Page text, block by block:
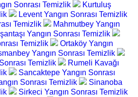
Sonrası Temizlik
Kurtuluş
Levent Yangın Sonrası Temizlik
Temizlik
Mahmutbey Yangın
Yangın Sonrası Temizlik
Temizlik
Ortaköy Yangın
Yangın Sonrası Temizlik
Temizlik
Rumeli Kavağı
Sancaktepe Yangın Sonrası
Sonrası Temizlik
Sinanoba
Sirkeci Yangın Sonrası Temizlik